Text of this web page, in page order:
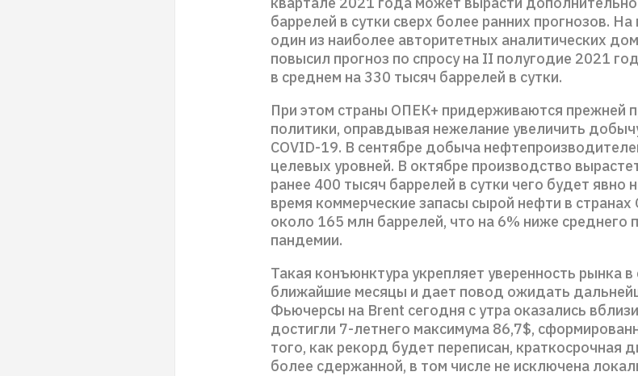
баррелей в сутки сверх более ранних прогнозов.
один из наиболее авторитетных аналитических
повысил прогноз по спросу на II полугодие 2021
в среднем на 330 тысяч баррелей в сутки.
При этом страны ОПЕК+ придерживаются прежней
политики, оправдывая нежелание увеличить
COVID-19. В сентябре добыча
целевых уровней. В октябре производство
ранее 400 тысяч баррелей в сутки чего будет явно
время коммерческие запасы сырой нефти в
около 165 млн баррелей, что на 6% ниже среднего
пандемии.
Такая конъюнктура укрепляет уверенность рынка
ближайшие месяцы и дает повод ожидать
Фьючерсы на Brent сегодня с утра оказались
достигли 7-летнего максимума 86,7$,
того, как рекорд будет переписан, краткосрочная
более сдержанной, в том числе не исключена